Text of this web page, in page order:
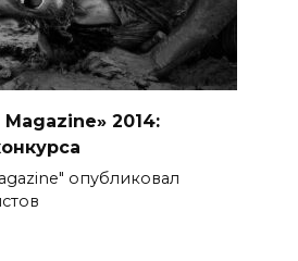
2014:
опубликовал